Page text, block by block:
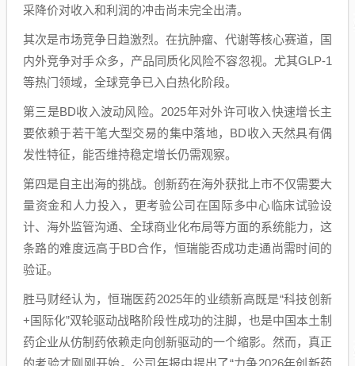
采降价对收入和利润的冲击尚未完全出清。
其次是市场竞争日趋激烈。在抗肿瘤、代谢等核心赛道，国
内外竞争对手众多，产品同质化风险不容忽视。尤其GLP-1
等热门领域，全球竞争已入白热化阶段。
第三是BD收入波动风险。2025年对外许可收入快速增长主
要依赖于若干笔大型交易的集中落地，BD收入天然具有偶
发性特征，能否维持稳定增长仍需观察。
第四是自主出海的挑战。创新药在海外获批上市不仅需要大
量资金和人力投入，更考验公司在国际多中心临床试验设
计、海外监管沟通、全球商业化布局等方面的系统能力，这
条路的难度远高于BD合作，恒瑞能否成功走通尚需时间的
验证。
胜马财经认为，恒瑞医药2025年的业绩新高既是“科技创新
+国际化”双轮驱动战略阶段性成功的注脚，也是中国本土制
药企业从仿制药依赖走向创新驱动的一个缩影。然而，真正
的考验才刚刚开始。公司年报中提出了“力争2026年创新药